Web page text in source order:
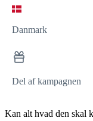
Danmark
Del af kampagnen
Kan alt hvad den skal